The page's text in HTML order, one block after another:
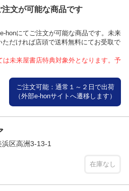
文が可能な商品です
honにてご注文が可能な商品です。未来
だければ店頭で送料無料にてお受取で
未来屋書店特典対象外となります。予
ご注文可能：通常１～２日で出荷
（外部e-honサイトへ遷移します）
区高洲3-13-1
在庫なし